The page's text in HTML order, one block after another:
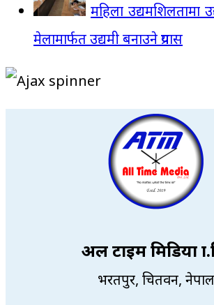
महिला उद्यमशिलतामा
मेलामार्फत उद्यमी बनाउने प्रयास
अल टाइम मिडिया
भरतपुर, चितवन, नेपाल